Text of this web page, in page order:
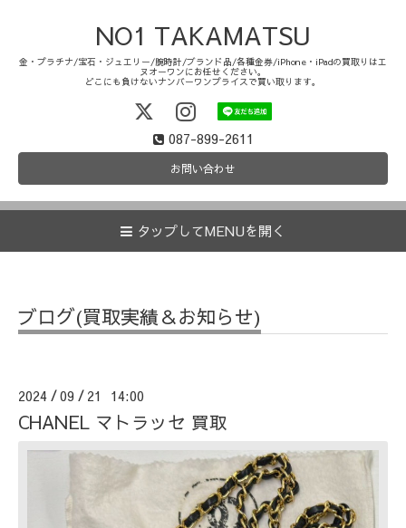
NO1 TAKAMATSU
金・プラチナ/宝石・ジュエリー/腕時計/ブランド品/各種金券/iPhone・iPadの買取りはエ
ヌオーワンにお任せください。
どこにも負けないナンバーワンプライスで買い取ります。
087-899-2611
お問い合わせ
タップしてMENUを開く
ブログ(買取実績＆お知らせ)
2024 /09 / 21 14:00
CHANEL マトラッセ 買取